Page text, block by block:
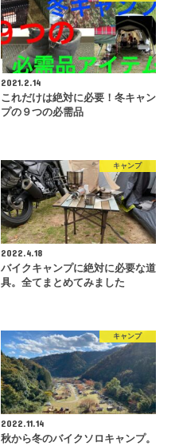
2021.2.14
これだけは絶対に必要！冬キャン
プの９つの必需品
キャンプ
2022.4.18
バイクキャンプに絶対に必要な道
具。全てまとめてみました
キャンプ
2022.11.14
秋から冬のバイクソロキャンプ。